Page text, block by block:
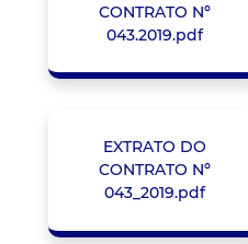
CONTRATO Nº
043.2019.pdf
EXTRATO DO
CONTRATO Nº
043_2019.pdf